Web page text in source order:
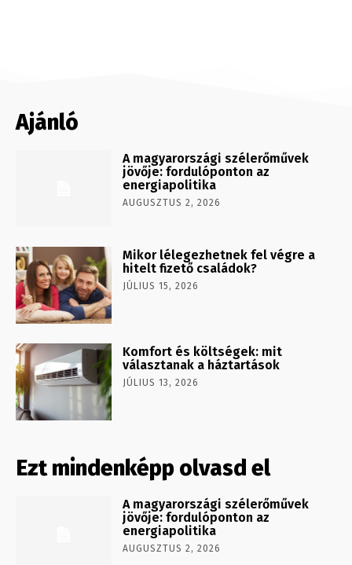
Ajánló
A magyarországi szélerőművek
jövője: fordulóponton az
energiapolitika
AUGUSZTUS 2, 2026
Mikor lélegezhetnek fel végre a
hitelt fizető családok?
JÚLIUS 15, 2026
Komfort és költségek: mit
választanak a háztartások
JÚLIUS 13, 2026
Ezt mindenképp olvasd el
A magyarországi szélerőművek
jövője: fordulóponton az
energiapolitika
AUGUSZTUS 2, 2026